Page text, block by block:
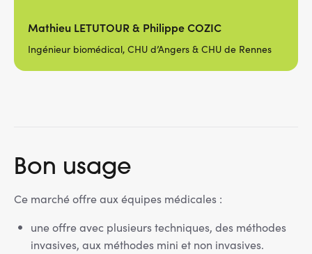
Mathieu LETUTOUR & Philippe COZIC
Ingénieur biomédical, CHU d’Angers & CHU de Rennes
Bon usage
Ce marché offre aux équipes médicales :
une offre avec plusieurs techniques, des méthodes
invasives, aux méthodes mini et non invasives.